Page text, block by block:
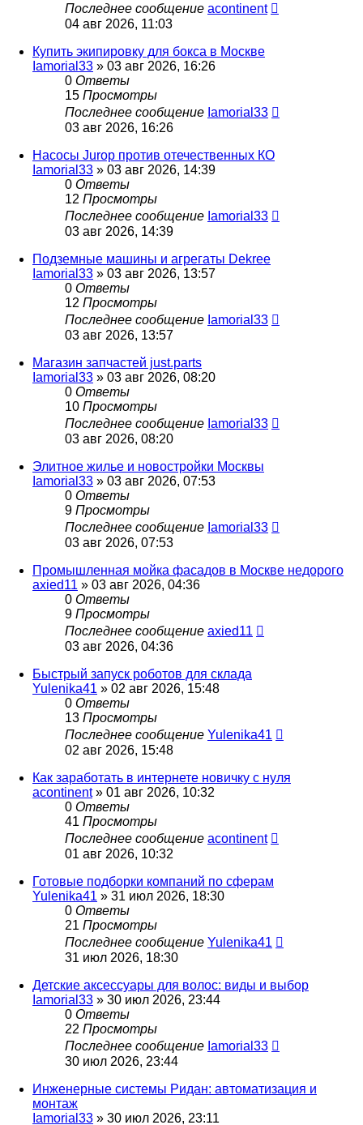
Последнее сообщение acontinent
04 авг 2026, 11:03
Купить экипировку для бокса в Москве
Iamorial33 » 03 авг 2026, 16:26
0 Ответы
15 Просмотры
Последнее сообщение Iamorial33
03 авг 2026, 16:26
Насосы Jurop против отечественных КО
Iamorial33 » 03 авг 2026, 14:39
0 Ответы
12 Просмотры
Последнее сообщение Iamorial33
03 авг 2026, 14:39
Подземные машины и агрегаты Dekree
Iamorial33 » 03 авг 2026, 13:57
0 Ответы
12 Просмотры
Последнее сообщение Iamorial33
03 авг 2026, 13:57
Магазин запчастей just.parts
Iamorial33 » 03 авг 2026, 08:20
0 Ответы
10 Просмотры
Последнее сообщение Iamorial33
03 авг 2026, 08:20
Элитное жилье и новостройки Москвы
Iamorial33 » 03 авг 2026, 07:53
0 Ответы
9 Просмотры
Последнее сообщение Iamorial33
03 авг 2026, 07:53
Промышленная мойка фасадов в Москве недорого
axied11 » 03 авг 2026, 04:36
0 Ответы
9 Просмотры
Последнее сообщение axied11
03 авг 2026, 04:36
Быстрый запуск роботов для склада
Yulenika41 » 02 авг 2026, 15:48
0 Ответы
13 Просмотры
Последнее сообщение Yulenika41
02 авг 2026, 15:48
Как заработать в интернете новичку с нуля
acontinent» 01 авг 2026, 10:32
0 Ответы
41 Просмотры
Последнее сообщение acontinent
01 авг 2026, 10:32
Готовые подборки компаний по сферам
Yulenika41 » 31 июл 2026, 18:30
0 Ответы
21 Просмотры
Последнее сообщение Yulenika41
31 июл 2026, 18:30
Детские аксессуары для волос: виды и выбор
Iamorial33 » 30 июл 2026, 23:44
0 Ответы
22 Просмотры
Последнее сообщение Iamorial33
30 июл 2026, 23:44
Инженерные системы Ридан: автоматизация и
монтаж
Iamorial33 » 30 июл 2026, 23:11